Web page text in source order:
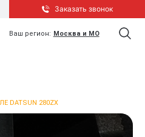
Заказать звонок
Ваш регион: Москва и МО
280ZX